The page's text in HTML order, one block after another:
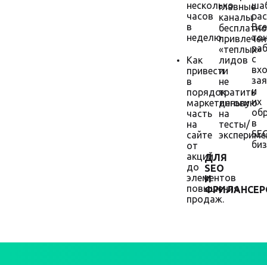
несколько
часов
в
неделю.
Как
привести
в
порядок
маркетинговую
часть
на
сайте
от
акций
до
элементов
повышения
продаж.
главные
каналы
«теплых»
лидов
и
не
тратить
деньги
на
тесты/
ДЛЯ
SEO
И
Все
с
и
их
в